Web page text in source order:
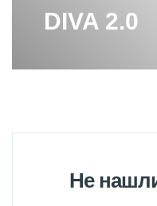
DIVA 2.0
Не